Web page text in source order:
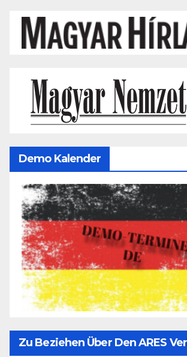
Demo Kalender
Zu Beziehen Über Den ARES